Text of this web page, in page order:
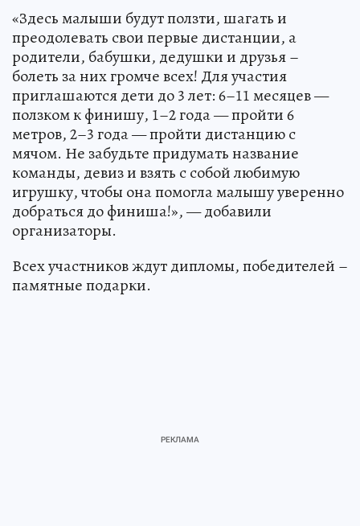
«Здесь малыши будут ползти, шагать и
преодолевать свои первые дистанции, а
родители, бабушки, дедушки и друзья –
болеть за них громче всех! Для участия
приглашаются дети до 3 лет: 6–11 месяцев —
ползком к финишу, 1–2 года — пройти 6
метров, 2–3 года — пройти дистанцию с
мячом. Не забудьте придумать название
команды, девиз и взять с собой любимую
игрушку, чтобы она помогла малышу уверенно
добраться до финиша!», — добавили
организаторы.
Всех участников ждут дипломы, победителей –
памятные подарки.